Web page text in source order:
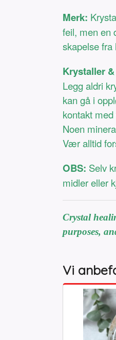
Merk:
feil, men en
skapelse fra
Krystaller
Legg aldri
kan gå i
kontakt
Noen
Vær alltid
OBS: Selv
midler eller
Crystal
purposes,
Vi